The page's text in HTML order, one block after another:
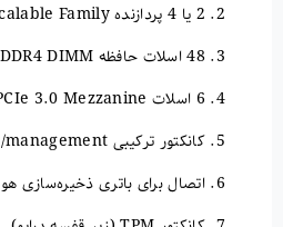
2 یا 4 پردازنده Intel Xeon Scalable Family مقیاس پذیر
48 اسلات حافظه DDR4 DIMM (12 در هر پردازنده)
6 اسلات PCIe 3.0 Mezzanine
کانکتور ترکیبی Power/management
اتصال برای باتری ذخیره‌سازی